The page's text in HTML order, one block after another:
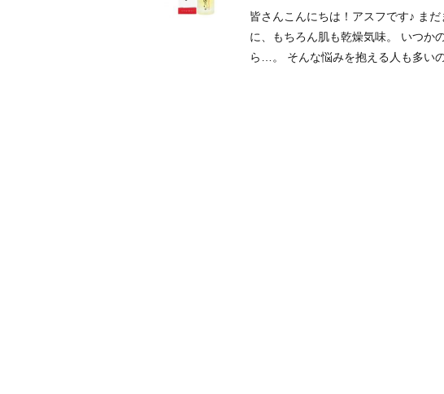
皆さんこんにちは！アスフです♪ ま
に、もちろん肌も乾燥気味。 いつか
ら…。 そんな悩みを抱える人も多い